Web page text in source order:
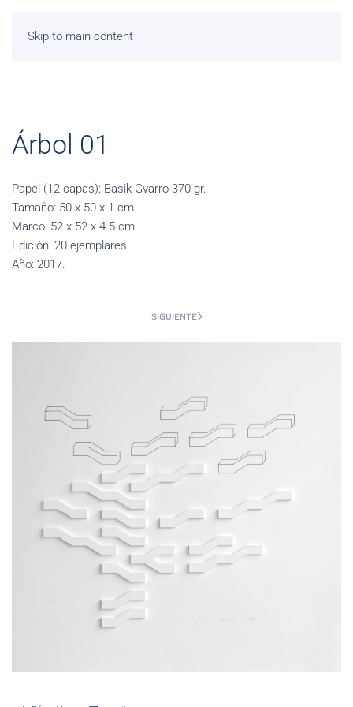
Skip to main content
Árbol 01
Papel (12 capas): Basik Gvarro 370 gr.
Tamaño: 50 x 50 x 1 cm.
Marco: 52 x 52 x 4.5 cm.
Edición: 20 ejemplares.
Año: 2017.
SIGUIENTE